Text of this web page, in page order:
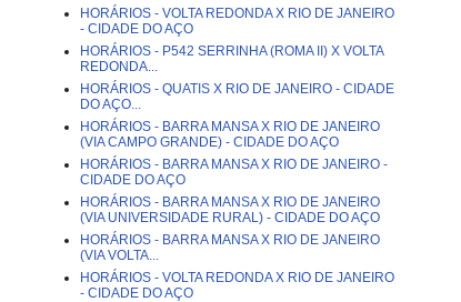
HORÁRIOS - VOLTA REDONDA X RIO DE JANEIRO
- CIDADE DO AÇO
HORÁRIOS - P542 SERRINHA (ROMA II) X VOLTA
REDONDA...
HORÁRIOS - QUATIS X RIO DE JANEIRO - CIDADE
DO AÇO...
HORÁRIOS - BARRA MANSA X RIO DE JANEIRO
(VIA CAMPO GRANDE) - CIDADE DO AÇO
HORÁRIOS - BARRA MANSA X RIO DE JANEIRO -
CIDADE DO AÇO
HORÁRIOS - BARRA MANSA X RIO DE JANEIRO
(VIA UNIVERSIDADE RURAL) - CIDADE DO AÇO
HORÁRIOS - BARRA MANSA X RIO DE JANEIRO
(VIA VOLTA...
HORÁRIOS - VOLTA REDONDA X RIO DE JANEIRO
- CIDADE DO AÇO